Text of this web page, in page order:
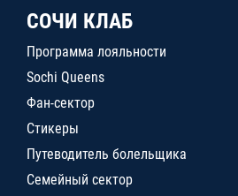
СОЧИ КЛАБ
Программа лояльности
Sochi Queens
Фан-сектор
Стикеры
Путеводитель болельщика
Семейный сектор